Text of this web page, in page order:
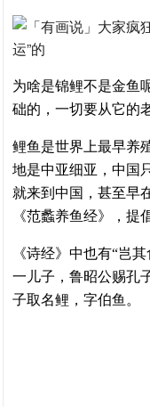
为啥是锦鲤不是金鱼
础的，一切要从它的
鲤鱼是世界上最早养
地是中亚细亚，中国
就来到中国，甚至早
《范蠡养鱼经》，提
《诗经》中也有“岂
一儿子，鲁昭公赐孔
子取名鲤，字伯鱼。